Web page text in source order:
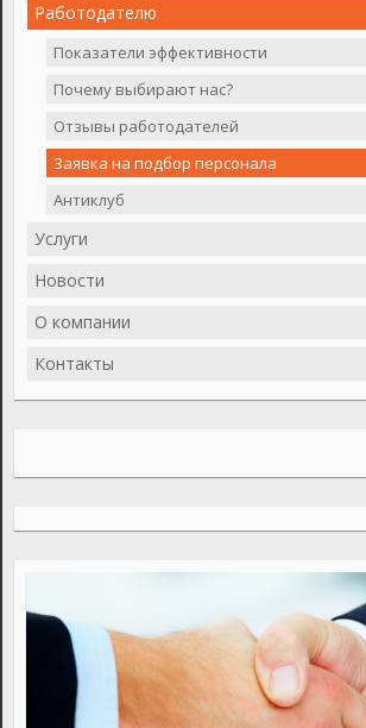
Работодателю
Показатели эффективности
Почему выбирают нас?
Отзывы работодателей
Заявка на подбор персонала
Антиклуб
Услуги
Новости
О компании
Контакты